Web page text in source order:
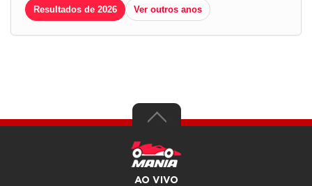
Resultados de 2026 Ver outros anos
AO VIVO